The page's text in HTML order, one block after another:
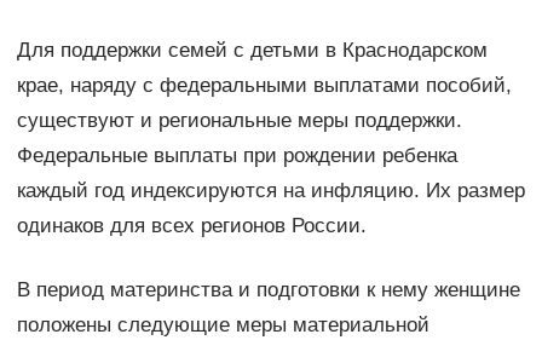
Для поддержки семей с детьми в Краснодарском
крае, наряду с федеральными выплатами пособий,
существуют и региональные меры поддержки.
Федеральные выплаты при рождении ребенка
каждый год индексируются на инфляцию. Их размер
одинаков для всех регионов России.
В период материнства и подготовки к нему женщине
положены следующие меры материальной